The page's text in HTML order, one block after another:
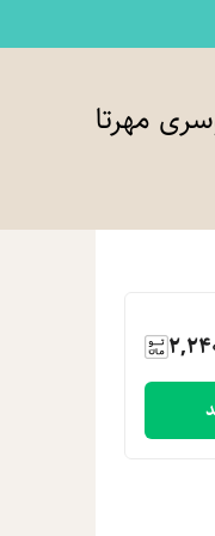
مهرتا